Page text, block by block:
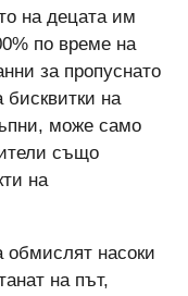
на децата им
по време на
за пропуснато
бисквитки на
може само
също
на
обмислят насоки
на път,